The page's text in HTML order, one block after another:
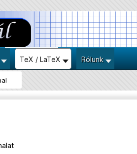
TeX / LaTeX Rólunk